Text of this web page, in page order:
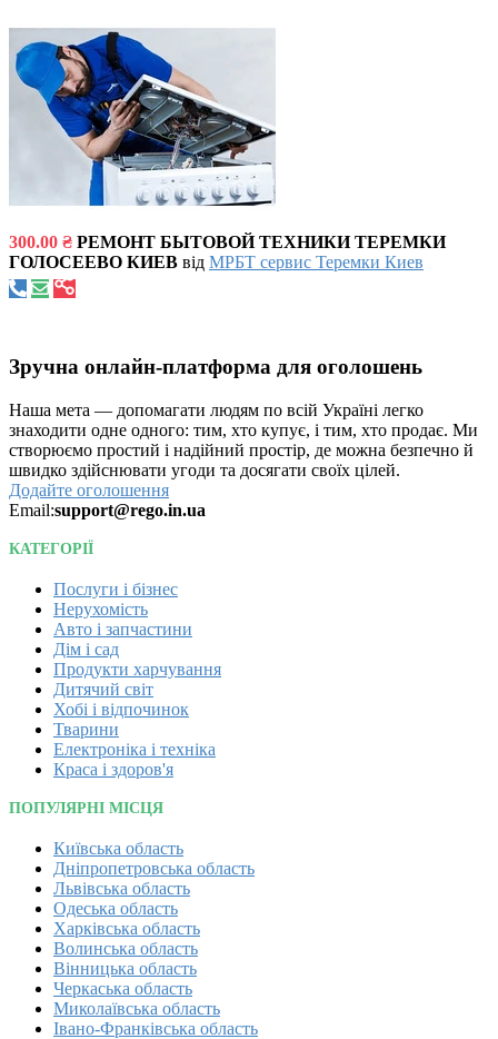
300.00 ₴ РЕМОНТ БЫТОВОЙ ТЕХНИКИ ТЕРЕМКИ
ГОЛОСЕЕВО КИЕВ від МРБТ сервис Теремки Киев
Зручна онлайн-платформа для оголошень
Наша мета — допомагати людям по всій Україні легко
знаходити одне одного: тим, хто купує, і тим, хто продає. Ми
створюємо простий і надійний простір, де можна безпечно й
швидко здійснювати угоди та досягати своїх цілей.
Додайте оголошення
Email:support@rego.in.ua
КАТЕГОРІЇ
Послуги і бізнес
Нерухомість
Авто і запчастини
Дім і сад
Продукти харчування
Дитячий світ
Хобі і відпочинок
Тварини
Електроніка і техніка
Краса і здоров'я
ПОПУЛЯРНІ МІСЦЯ
Київська область
Дніпропетровська область
Львівська область
Одеська область
Харківська область
Волинська область
Вінницька область
Черкаська область
Миколаївська область
Івано-Франківська область